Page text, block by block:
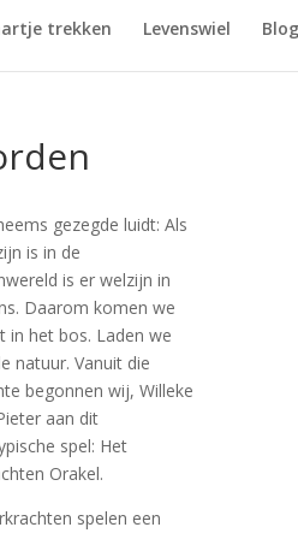
trekken Levenswiel Blog
gezegde luidt: Als
is in de
is er welzijn in
Daarom komen we
in het bos. Laden we
natuur. Vanuit die
begonnen wij, Willeke
aan dit
spel: Het
Orakel.
spelen een